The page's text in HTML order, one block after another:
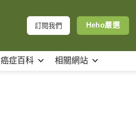
訂閱我們 Heho嚴選
癌症百科 相關網站